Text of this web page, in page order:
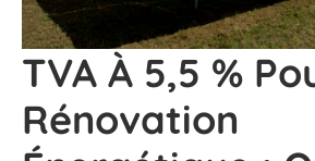
TVA À 5,5 %
Rénovation